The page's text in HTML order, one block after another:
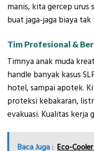
manis, kita gercep urus
buat jaga-jaga biaya tak
Tim Profesional &
Timnya anak muda
handle banyak kasus
hotel, sampai apotek.
proteksi kebakaran,
evakuasi. Kualitas kerja
Baca Juga : Eco-